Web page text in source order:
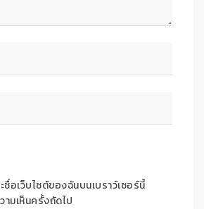
อเว็บไซต์ของฉันบนเบราว์เซอร์นี้
มเห็นครั้งถัดไป